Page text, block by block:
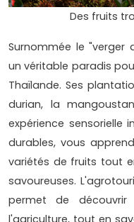
Des fruits
Surnommée le "verger
un véritable paradis
Thaïlande. Ses
durian, la
expérience sensorielle
durables, vous
variétés de fruits tout
savoureuses.
permet de